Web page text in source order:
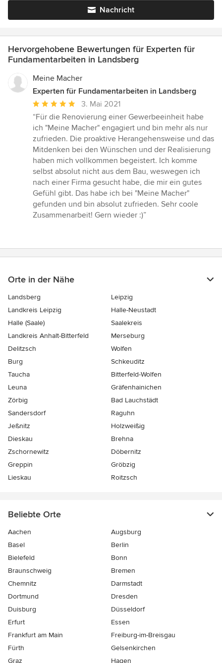
Nachricht
Hervorgehobene Bewertungen für Experten für
Fundamentarbeiten in Landsberg
Meine Macher
Experten für Fundamentarbeiten in Landsberg
Durchschnittliche
Bewertung:
5
von
5
Sternen
3. Mai 2021
“Für die Renovierung einer Gewerbeeinheit habe
ich "Meine Macher" engagiert und bin mehr als nur
zufrieden. Die proaktive Herangehensweise und das
Mitdenken bei den Wünschen und der Realisierung
haben mich vollkommen begeistert. Ich komme
selbst absolut nicht aus dem Bau, weswegen ich
nach einer Firma gesucht habe, die mir ein gutes
Gefühl gibt. Das habe ich bei "Meine Macher"
gefunden und bin absolut zufrieden. Sehr coole
Zusammenarbeit! Gern wieder :)”
Orte in der Nähe
Landsberg
Leipzig
Landkreis Leipzig
Halle-Neustadt
Halle (Saale)
Saalekreis
Landkreis Anhalt-Bitterfeld
Merseburg
Delitzsch
Wolfen
Burg
Schkeuditz
Taucha
Bitterfeld-Wolfen
Leuna
Gräfenhainichen
Zörbig
Bad Lauchstädt
Sandersdorf
Raguhn
Jeßnitz
Holzweißig
Dieskau
Brehna
Zschornewitz
Döbernitz
Greppin
Gröbzig
Lieskau
Roitzsch
Beliebte Orte
Aachen
Augsburg
Basel
Berlin
Bielefeld
Bonn
Braunschweig
Bremen
Chemnitz
Darmstadt
Dortmund
Dresden
Duisburg
Düsseldorf
Erfurt
Essen
Frankfurt am Main
Freiburg-im-Breisgau
Fürth
Gelsenkirchen
Graz
Hagen